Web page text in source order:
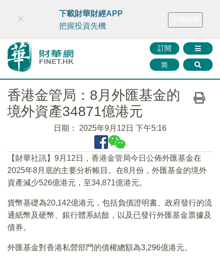
財華智庫網 FINTV FINMETA 財華證券 媒體矩陣
訂閱
简
×
下載財華財經APP
把握投資先機
香港金管局：8月外匯基金的
境外資產34871億港元
日期： 2025年9月12日 下午5:16
【財華社訊】9月12日，香港金管局今日公佈外匯基金在
2025年8月底的主要分析帳目。在8月份，外匯基金的境外
資產減少526億港元，至34,871億港元。
貨幣基礎為20,142億港元，包括負債證明書、政府發行的流
通紙幣及硬幣、銀行體系結餘，以及已發行外匯基金票據及
債券。
外匯基金對香港私營部門的債權總額為3,296億港元。